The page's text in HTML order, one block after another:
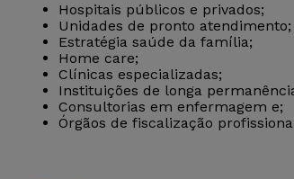
Hospitais públicos e privados;
Unidades de pronto atendimento;
Estratégia saúde da família;
Home care;
Clínicas especializadas;
Instituições de longa
Consultorias em enfermagem e;
Órgãos de fiscalização